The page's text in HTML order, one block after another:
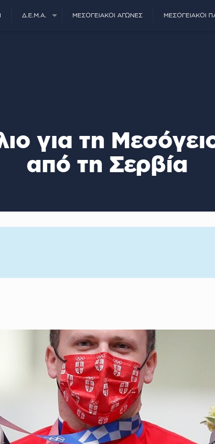
Δ.Ε.Μ.Α. ΜΕΣΟΓΕΙΑΚΟΊ ΑΓΏΝΕΣ ΜΕΣΟΓΕΙΑΚΟΊ
για τη
από τη Σερβία